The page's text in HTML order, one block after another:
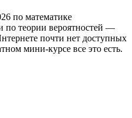
по математике
по теории вероятностей —
почти нет доступных
мини-курсе все это есть.